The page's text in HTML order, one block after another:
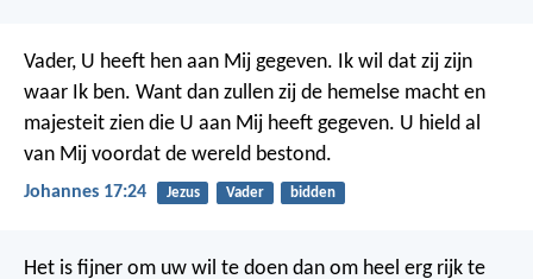
Vader, U heeft hen aan Mij gegeven. Ik wil dat zij zijn
waar Ik ben. Want dan zullen zij de hemelse macht en
majesteit zien die U aan Mij heeft gegeven. U hield al
van Mij voordat de wereld bestond.
Johannes 17:24 Jezus Vader bidden
Het is fijner om uw wil te doen dan om heel erg rijk te